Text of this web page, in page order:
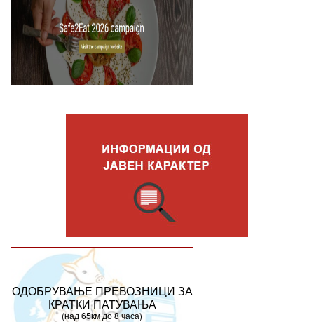
ОДОБРУВАЊЕ ПРЕВОЗНИЦИ ЗА
КРАТКИ ПАТУВАЊА
(над 65км до 8 часа)